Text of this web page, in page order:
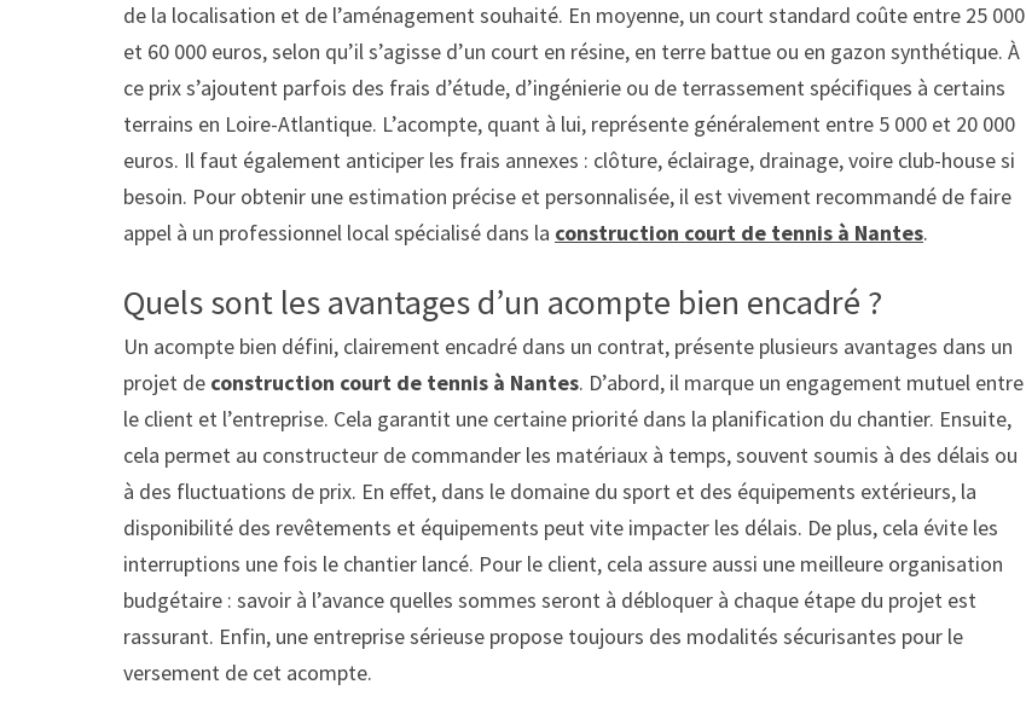
de la localisation et de l’aménagement souhaité. En moyenne, un court standard coûte entre 25 000
et 60 000 euros, selon qu’il s’agisse d’un court en résine, en terre battue ou en gazon synthétique. À
ce prix s’ajoutent parfois des frais d’étude, d’ingénierie ou de terrassement spécifiques à certains
terrains en Loire-Atlantique. L’acompte, quant à lui, représente généralement entre 5 000 et 20 000
euros. Il faut également anticiper les frais annexes : clôture, éclairage, drainage, voire club-house si
besoin. Pour obtenir une estimation précise et personnalisée, il est vivement recommandé de faire
appel à un professionnel local spécialisé dans la construction court de tennis à Nantes.
Quels sont les avantages d’un acompte bien encadré ?
Un acompte bien défini, clairement encadré dans un contrat, présente plusieurs avantages dans un
projet de construction court de tennis à Nantes. D’abord, il marque un engagement mutuel entre
le client et l’entreprise. Cela garantit une certaine priorité dans la planification du chantier. Ensuite,
cela permet au constructeur de commander les matériaux à temps, souvent soumis à des délais ou
à des fluctuations de prix. En effet, dans le domaine du sport et des équipements extérieurs, la
disponibilité des revêtements et équipements peut vite impacter les délais. De plus, cela évite les
interruptions une fois le chantier lancé. Pour le client, cela assure aussi une meilleure organisation
budgétaire : savoir à l’avance quelles sommes seront à débloquer à chaque étape du projet est
rassurant. Enfin, une entreprise sérieuse propose toujours des modalités sécurisantes pour le
versement de cet acompte.